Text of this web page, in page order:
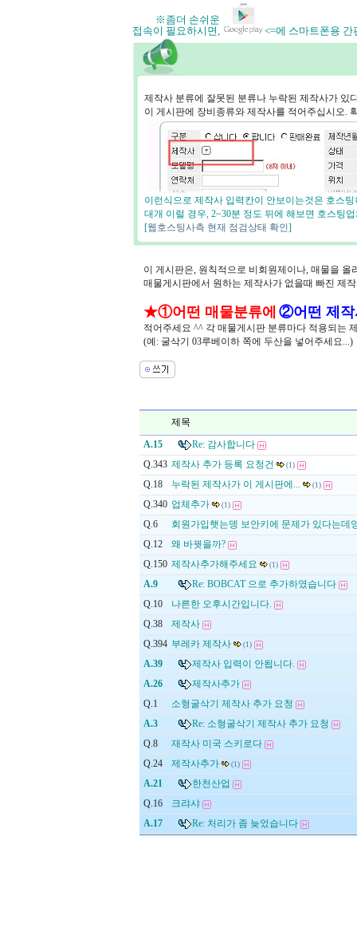
※좀더 손쉬운
접속이 필요하시면,
<=에 스마트폰용
제작사 분류에 잘못된 분류나 누락된 제작사가 있
이 게시판에 장비종류와 제작사를 적어주십시오.
이런식으로 제작사 입력칸이 안보이는것은 호스
대개 이럴 경우, 2~30분 정도 뒤에 해보면 호스팅
[웹호스팅사측 현재 점검상태 확인]
이 게시판은, 원칙적으로 비회원제이나, 매물을 올
매물게시판에서 원하는 제작사가 없을때 빠진 제
★①어떤 매물분류에 ②어떤 제작
적어주세요 ^^ 각 매물게시판 분류마다 적용되는
(예: 굴삭기 03루베이하 쪽에 두산을 넣어주세요...)
제목
A.15
Re: 감사합니다
Q.343 제작사 추가 등록 요청건 (1)
Q.18 누락된 제작사가 이 게시판에... (1)
Q.340 업체추가 (1)
Q.6
회원가입햇는뎅 보안키에 문제가 있다는데
Q.12
왜 바꿧을까?
Q.150 제작사추가해주세요 (1)
A.9
Re: BOBCAT 으로 추가하였습니다
Q.10
나른한 오후시간입니다.
Q.38
제작사
Q.394 부레카 제작사 (1)
A.39
제작사 입력이 안됩니다.
A.26
제작사추가
Q.1
소형굴삭기 제작사 추가 요청
A.3
Re: 소형굴삭기 제작사 추가 요청
Q.8
재작사 미국 스키로다
Q.24
제작사추가 (1)
A.21
한천산업
Q.16
크랴샤
A.17
Re: 처리가 좀 늦었습니다